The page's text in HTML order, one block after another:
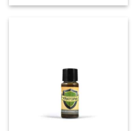
war:
ist: